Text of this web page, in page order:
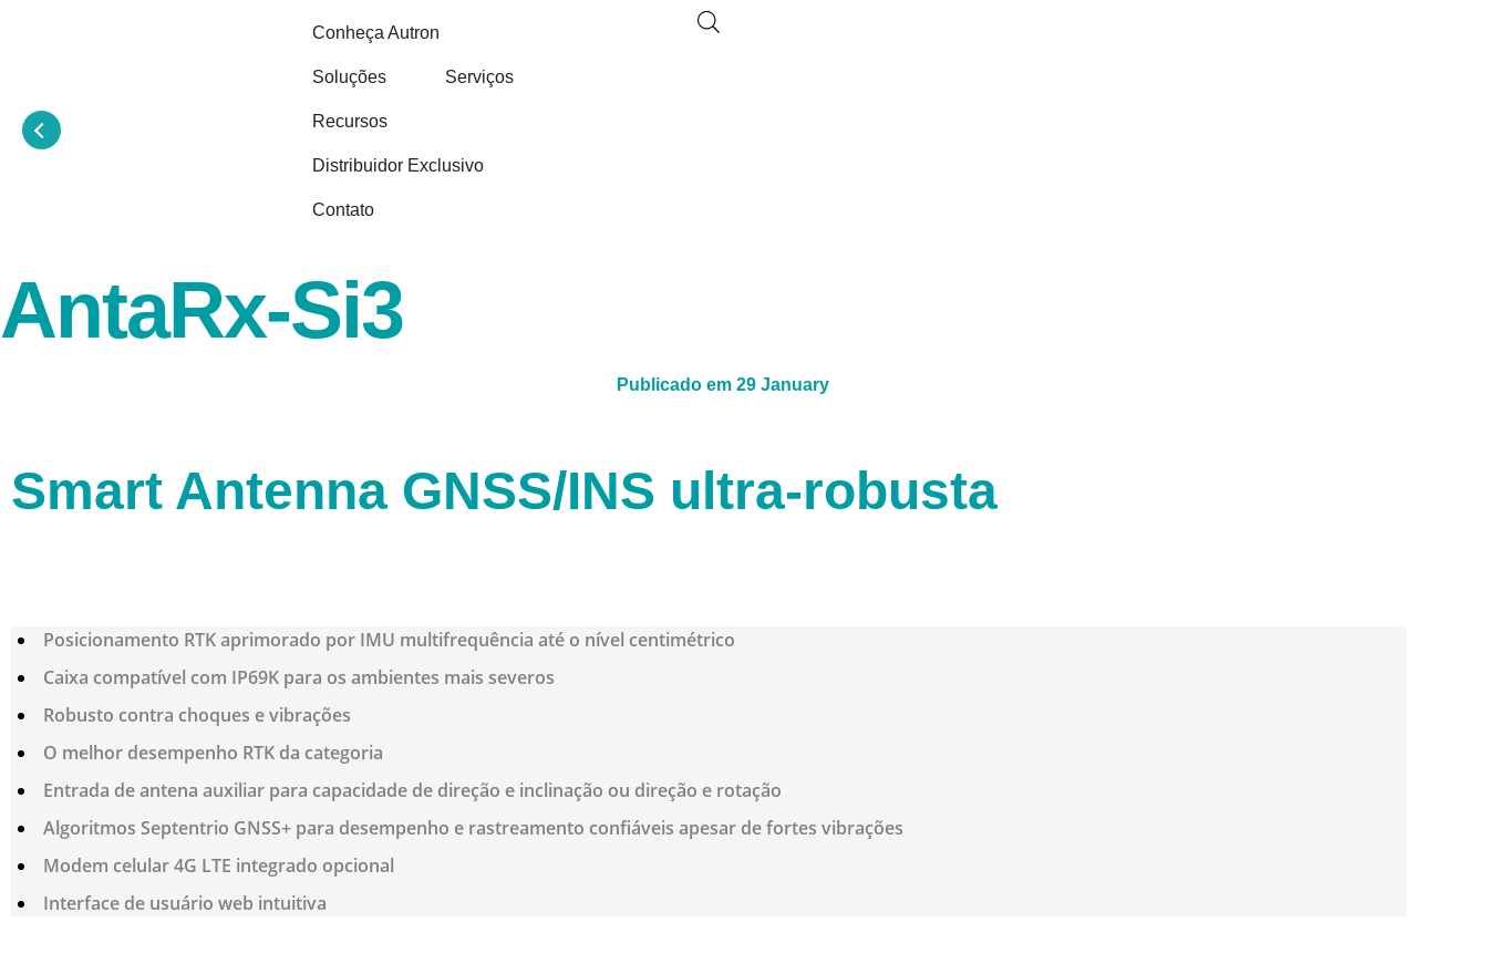
Conheça Autron
Soluções Serviços
Recursos
Distribuidor Exclusivo
Contato
AntaRx-Si3
Publicado em 29 January
Smart Antenna GNSS/INS ultra-robusta
Posicionamento RTK aprimorado por IMU multifrequência até o nível centimétrico
Caixa compatível com IP69K para os ambientes mais severos
Robusto contra choques e vibrações
O melhor desempenho RTK da categoria
Entrada de antena auxiliar para capacidade de direção e inclinação ou direção e rotação
Algoritmos Septentrio GNSS+ para desempenho e rastreamento confiáveis apesar de fortes vibrações
Modem celular 4G LTE integrado opcional
Interface de usuário web intuitiva